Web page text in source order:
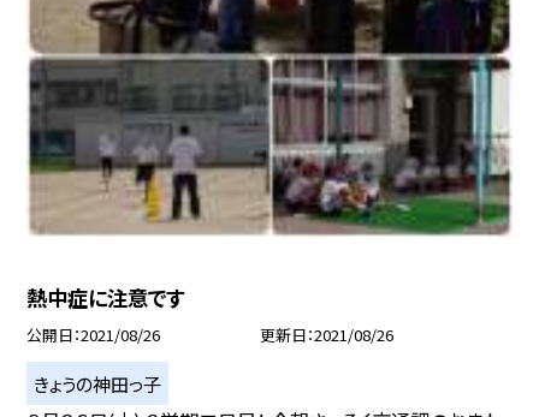
熱中症に注意です
公開日 2021/08/26 更新日 2021/08/26
きょうの神田っ子